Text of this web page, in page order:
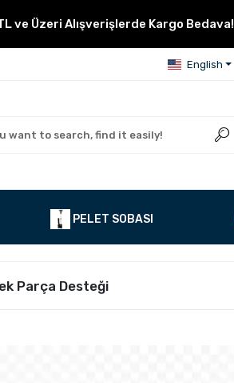
ve Üzeri Alışverişlerde Kargo Bedava!
English
PELET SOBASI
Parça Desteği